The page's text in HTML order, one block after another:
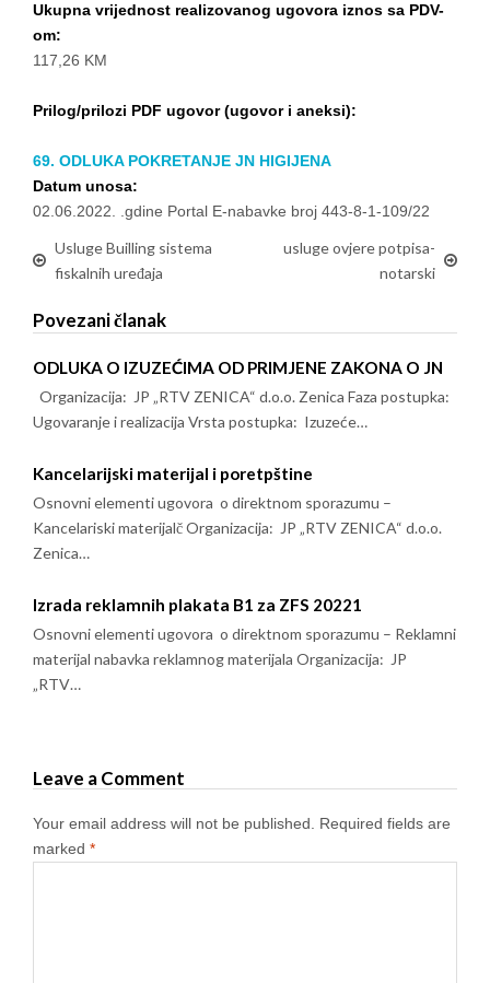
Ukupna vrijednost realizovanog ugovora iznos sa PDV-
om:
117,26 KM
Prilog/prilozi PDF ugovor (ugovor i aneksi):
69. ODLUKA POKRETANJE JN HIGIJENA
Datum unosa:
02.06.2022. .gdine Portal E-nabavke broj 443-8-1-109/22
Usluge Builling sistema
fiskalnih uređaja
usluge ovjere potpisa-
notarski
Povezani članak
ODLUKA O IZUZEĆIMA OD PRIMJENE ZAKONA O JN
Organizacija: JP „RTV ZENICA“ d.o.o. Zenica Faza postupka:
Ugovaranje i realizacija Vrsta postupka: Izuzeće…
Kancelarijski materijal i poretpštine
Osnovni elementi ugovora o direktnom sporazumu –
Kancelariski materijalč Organizacija: JP „RTV ZENICA“ d.o.o.
Zenica…
Izrada reklamnih plakata B1 za ZFS 20221
Osnovni elementi ugovora o direktnom sporazumu – Reklamni
materijal nabavka reklamnog materijala Organizacija: JP
„RTV…
Leave a Comment
Your email address will not be published.
Required fields are
marked *